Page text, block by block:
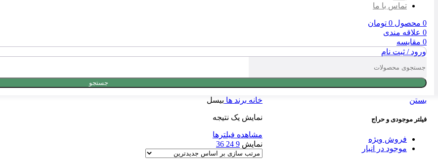
تماس با ما
0 محصول 0 تومان
0 علاقه مندی
0 مقایسه
ورود / ثبت نام
جستجو
بستن
فیلتر موجودی و حراج
فروش ویژه
موجود در انبار
خانه برند ها بیسل
نمایش یک نتیجه
مشاهده فیلترها
نمایش 9
24
36